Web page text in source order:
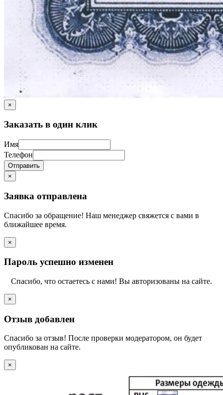
×
Заказать в один клик
Имя
Телефон
Отправить
×
Заявка отправлена
Спасибо за обращение! Наш менеджер свяжется с вами в
ближайшее время.
×
Пароль успешно изменен
Спасибо, что остаетесь с нами! Вы авторизованы на сайте.
×
Отзыв добавлен
Спасибо за отзыв! После проверки модератором, он будет
опубликован на сайте.
×